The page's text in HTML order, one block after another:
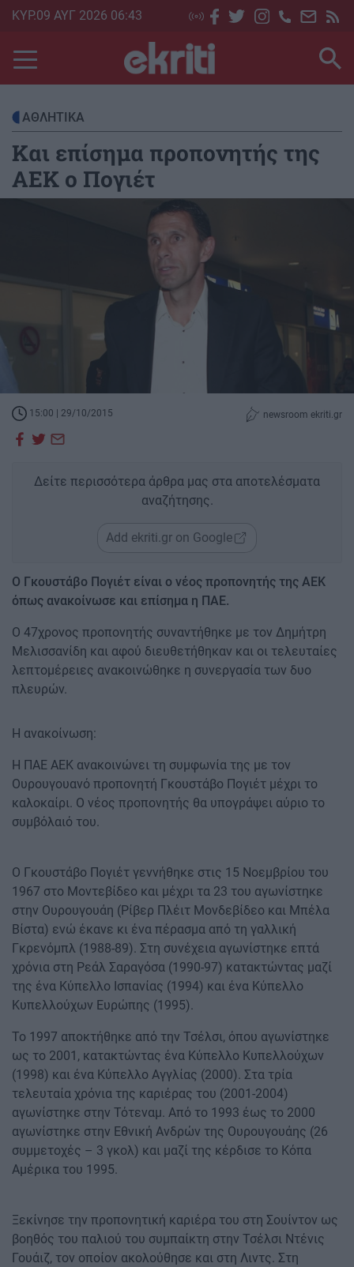
Skip
main
content
ΚΥΡ.09 ΑΥΓ 2026 06:43
ΑΘΛΗΤΙΚΑ
Και επίσημα προπονητής της
ΑΕΚ ο Πογιέτ
15:00 | 29/10/2015 newsroom ekriti.gr
Δείτε περισσότερα άρθρα μας στα αποτελέσματα
αναζήτησης.
Add ekriti.gr on Google
Ο Γκουστάβο Πογιέτ είναι ο νέος προπονητής της ΑΕΚ
όπως ανακοίνωσε και επίσημα η ΠΑΕ.
Ο 47χρονος προπονητής συναντήθηκε με τον Δημήτρη
Μελισσανίδη και αφού διευθετήθηκαν και οι τελευταίες
λεπτομέρειες ανακοινώθηκε η συνεργασία των δυο
πλευρών.
Η ανακοίνωση:
Η ΠΑΕ ΑΕΚ ανακοινώνει τη συμφωνία της με τον
Ουρουγουανό προπονητή Γκουστάβο Πογιέτ μέχρι το
καλοκαίρι. Ο νέος προπονητής θα υπογράψει αύριο το
συμβόλαιό του.
Ο Γκουστάβο Πογιέτ γεννήθηκε στις 15 Νοεμβρίου του
1967 στο Μοντεβίδεο και μέχρι τα 23 του αγωνίστηκε
στην Ουρουγουάη (Ρίβερ Πλέιτ Μονδεβίδεο και Μπέλα
Βίστα) ενώ έκανε κι ένα πέρασμα από τη γαλλική
Γκρενόμπλ (1988-89). Στη συνέχεια αγωνίστηκε επτά
χρόνια στη Ρεάλ Σαραγόσα (1990-97) κατακτώντας μαζί
της ένα Κύπελλο Ισπανίας (1994) και ένα Κύπελλο
Κυπελλούχων Ευρώπης (1995).
Το 1997 αποκτήθηκε από την Τσέλσι, όπου αγωνίστηκε
ως το 2001, κατακτώντας ένα Κύπελλο Κυπελλούχων
(1998) και ένα Κύπελλο Αγγλίας (2000). Στα τρία
τελευταία χρόνια της καριέρας του (2001-2004)
αγωνίστηκε στην Τότεναμ. Από το 1993 έως το 2000
αγωνίστηκε στην Εθνική Ανδρών της Ουρουγουάης (26
συμμετοχές – 3 γκολ) και μαζί της κέρδισε το Κόπα
Αμέρικα του 1995.
Ξεκίνησε την προπονητική καριέρα του στη Σουίντον ως
βοηθός του παλιού του συμπαίκτη στην Τσέλσι Ντένις
Γουάιζ, τον οποίον ακολούθησε και στη Λιντς. Στη